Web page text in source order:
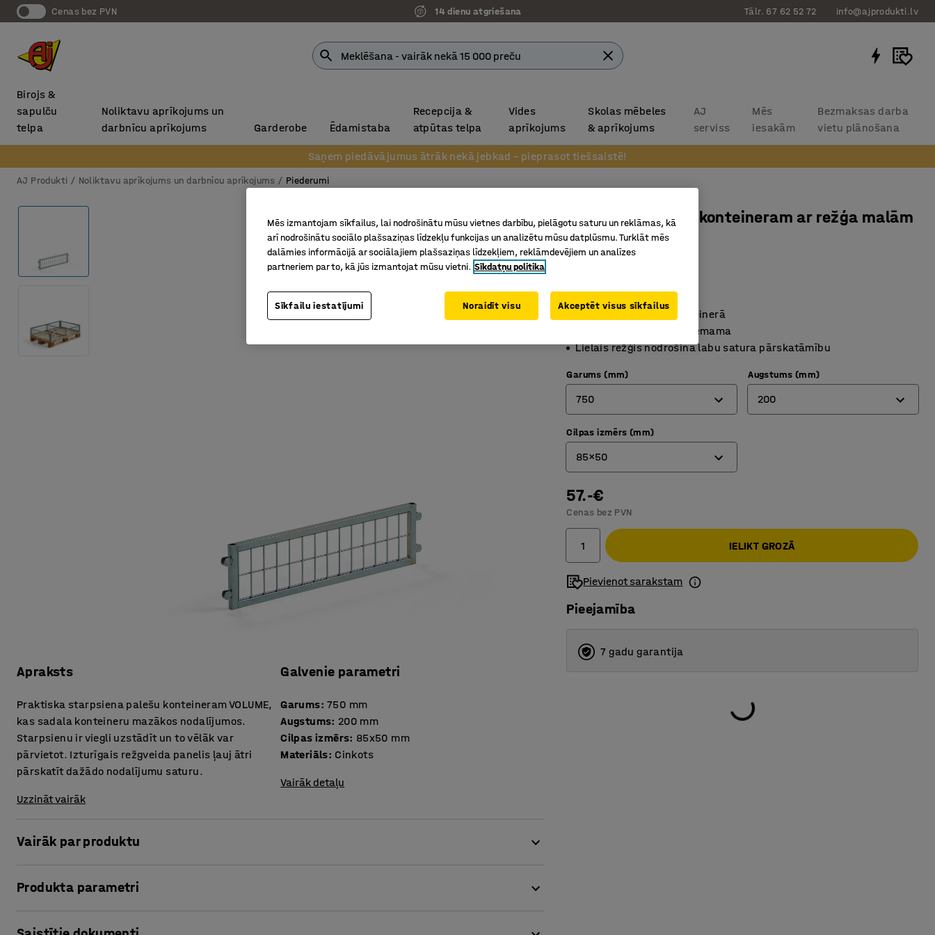
Cenas bez PVN 14 dienu atgriešana Tālr. 67 62 52 72 info@ajprodukti.lv
Birojs &
sapulču
telpa
Noliktavu aprīkojums un
darbnīcu aprīkojums
Garderobe Ēdamistaba
Recepcija &
atpūtas telpa
Vides
aprīkojums
Skolas mēbeles
& aprīkojums
AJ
serviss
Mēs
iesakām
Bezmaksas darba
vietu plānošana
Saņem piedāvājumus ātrāk nekā jebkad – pieprasot tiešsaistē!
AJ Produkti Noliktavu aprīkojums un darbnīcu aprīkojums Piederumi
Apraksts
Praktiska starpsiena palešu konteineram VOLUME,
kas sadala konteineru mazākos nodalījumos.
Starpsienu ir viegli uzstādīt un to vēlāk var
pārvietot. Izturīgais režgveida panelis ļauj ātri
pārskatīt dažādo nodalījumu saturu.
Uzzināt vairāk
Galvenie parametri
Garums: 750 mm
Augstums: 200 mm
Cilpas izmērs: 85x50 mm
Materiāls: Cinkots
Vairāk detaļu
Vairāk par produktu
noliktavas platību, uz vienas paletes novietojot dažādus priekšmetus.
Produkta parametri
Atdalītājs palešu konteineram ar režģa malām
VOLUME
Kārtībai režģveida konteinerā
Viegli uzliekama un noņemama
Lielais režģis nodrošina labu satura pārskatāmību
Garums (mm)
750
750
1150
Augstums (mm)
200
1000
Cilpas izmērs (mm)
85x50
200x100
80x80
85x50
57.-€
Cenas bez PVN
IELIKT GROZĀ
Pievienot sarakstam
Pieejamība
7 gadu garantija
Mēs izmantojam sīkfailus, lai nodrošinātu mūsu vietnes darbību, pielāgotu saturu un reklāmas, kā
arī nodrošinātu sociālo plašsaziņas līdzekļu funkcijas un analizētu mūsu datplūsmu. Turklāt mēs
dalāmies informācijā ar sociālajiem plašsaziņas līdzekļiem, reklāmdevējiem un analīzes
partneriem par to, kā jūs izmantojat mūsu vietni. Sīkdatņu politika
Sīkfailu iestatījumi Noraidīt visu Akceptēt visus sīkfailus